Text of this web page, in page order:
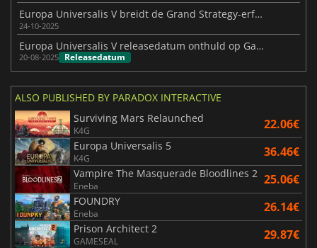
Europa Universalis V breidt de Grand Strategy-erfenis uit
24-10-2025
Europa Universalis V releasedatum onthuld op Gamescom 2025
20-08-2025 Releasedatum
ALSO PUBLISHED BY PARADOX INTERACTIVE
Surviving Mars Relaunched
K4G 22.06€
Europa Universalis 5
K4G 36.46€
Vampire The Masquerade Bloodlines 2
Eneba 25.06€
FOUNDRY
Eneba 26.14€
Prison Architect 2
GAMESEAL 29.87€